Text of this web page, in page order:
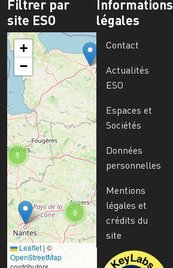
Filtrer par
site ESO
6
5
+
−
Leaflet | ©
OpenStreetMap
Informations
légales
Contact
Actualités
ESO
Espaces et
Sociétés
Données
personnelles
Mentions
légales et
crédits du
site
Image